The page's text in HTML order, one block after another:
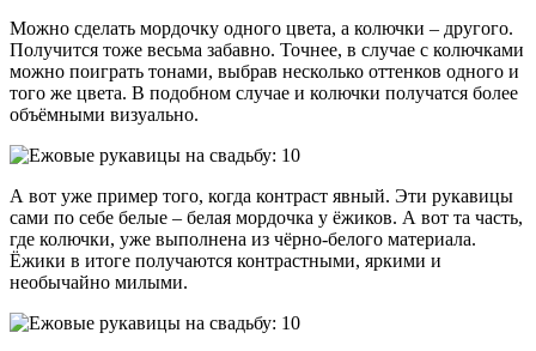
Можно сделать мордочку одного цвета, а колючки – другого.
Получится тоже весьма забавно. Точнее, в случае с колючками
можно поиграть тонами, выбрав несколько оттенков одного и
того же цвета. В подобном случае и колючки получатся более
объёмными визуально.
А вот уже пример того, когда контраст явный. Эти рукавицы
сами по себе белые – белая мордочка у ёжиков. А вот та часть,
где колючки, уже выполнена из чёрно-белого материала.
Ёжики в итоге получаются контрастными, яркими и
необычайно милыми.